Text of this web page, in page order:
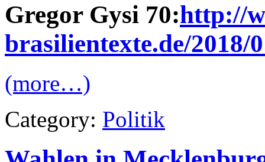
Gregor Gysi 70:http://
brasilientexte.de/2018/
(more…)
Category: Politik